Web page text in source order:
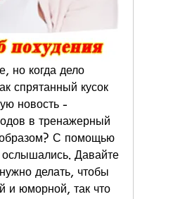
но когда дело
спрятанный кусок
новость -
в тренажерный
образом? С помощью
ослышались. Давайте
делать, чтобы
и юморной, так что